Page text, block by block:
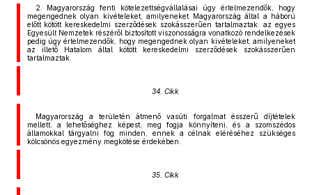
2. Magyarország fenti kötelezettségvállalásai úgy értelmezendők, hogy
megengednek olyan kivételeket, amilyeneket Magyarország által a háború
előtt kötött kereskedelmi szerződések szokásszerűen tartalmaztak: az egyes
Egyesült Nemzetek részéről biztosított viszonosságra vonatkozó rendelkezések
pedig úgy értelmezendők, hogy megengednek olyan kivételeket, amilyeneket
az illető Hatalom által kötött kereskedelmi szerződések szokásszerűen
tartalmaztak.
34. Cikk
Magyarország a területén átmenő vasúti forgalmat ésszerű díjtételek
mellett, a lehetőséghez képest, meg fogja könnyíteni, és a szomszédos
államokkal tárgyalni fog minden, ennek a célnak eléréséhez szükséges
kölcsönös egyezmény megkötése érdekében.
35. Cikk